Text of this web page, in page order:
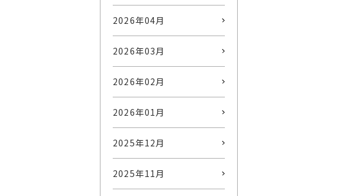
2026年04月
2026年03月
2026年02月
2026年01月
2025年12月
2025年11月